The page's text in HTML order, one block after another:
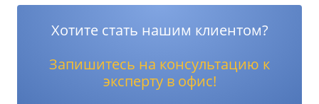
Хотите стать нашим клиентом?
Запишитесь на консультацию к
эксперту в офис!